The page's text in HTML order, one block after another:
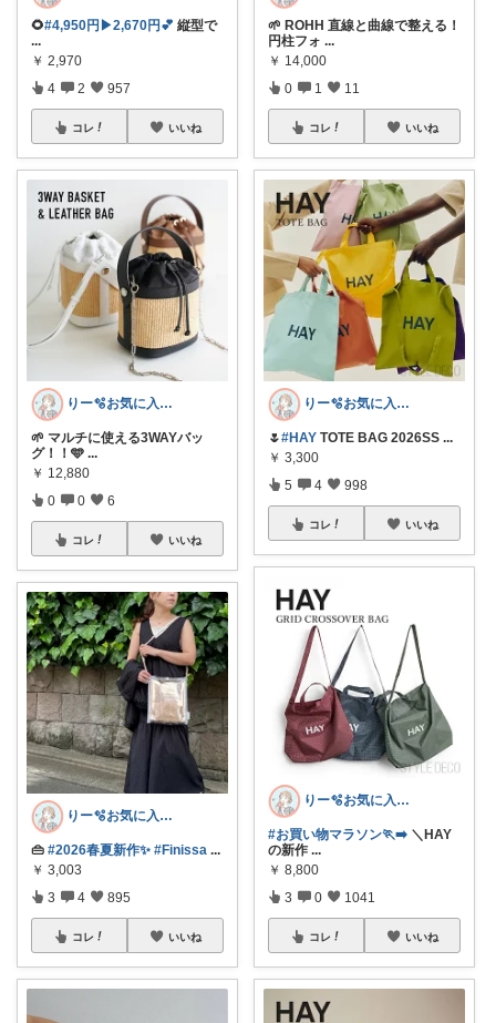
🌻#4,950円▶︎2,670円💕 縦型で
...
￥ 2,970
4 2 957
コレ いいね
りー🫧お気に入りのある暮らし🧺
🌱 マルチに使える3WAYバッ
グ！！🩵 ...
￥ 12,880
0 0 6
コレ いいね
りー🫧お気に入りのある暮らし🧺
👜 #2026春夏新作✨ #Finissa ...
￥ 3,003
3 4 895
コレ いいね
🌱 ROHH 直線と曲線で整える！
円柱フォ ...
￥ 14,000
0 1 11
コレ いいね
りー🫧お気に入りのある暮らし🧺
🌷#HAY TOTE BAG 2026SS ...
￥ 3,300
5 4 998
コレ いいね
りー🫧お気に入りのある暮らし🧺
#お買い物マラソン🏃‍➡️ ＼HAY
の新作 ...
￥ 8,800
3 0 1041
コレ いいね